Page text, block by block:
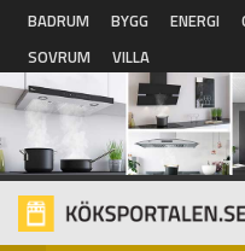
Hoppa till huvudinnehåll
BADRUM BYGG ENERGI
SOVRUM
VILLA